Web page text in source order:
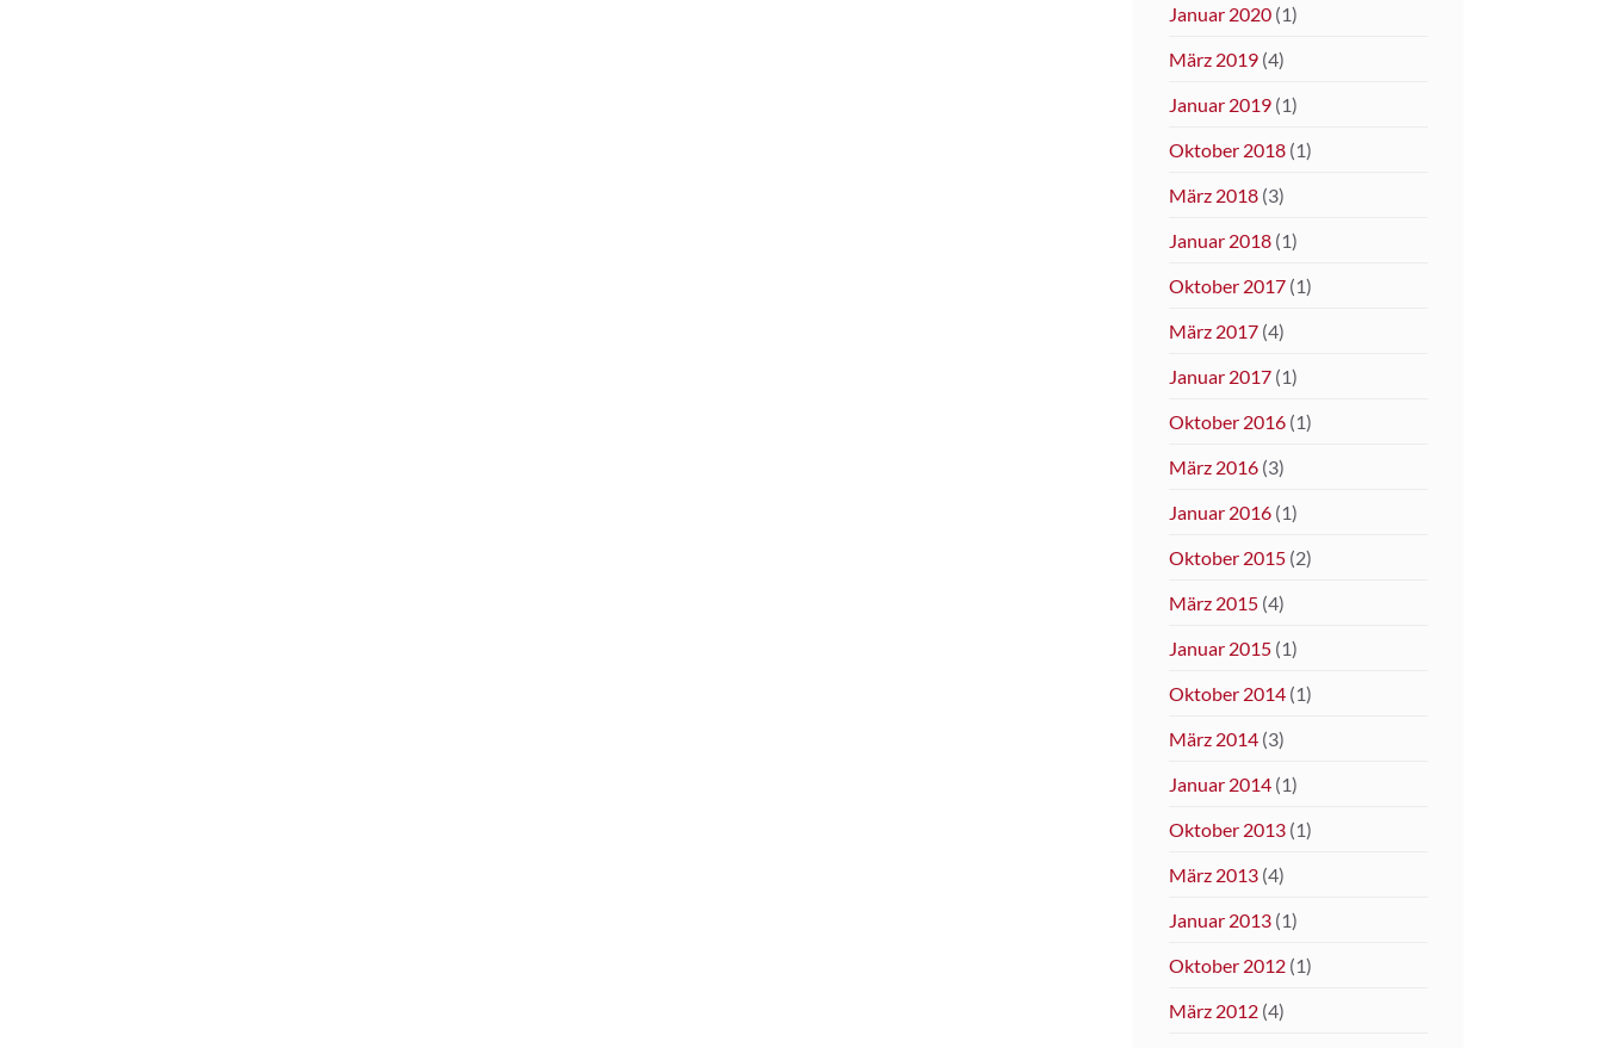
Januar 2020(1)
März 2019(4)
Januar 2019(1)
Oktober 2018(1)
März 2018(3)
Januar 2018(1)
Oktober 2017(1)
März 2017(4)
Januar 2017(1)
Oktober 2016(1)
März 2016(3)
Januar 2016(1)
Oktober 2015(2)
März 2015(4)
Januar 2015(1)
Oktober 2014(1)
März 2014(3)
Januar 2014(1)
Oktober 2013(1)
März 2013(4)
Januar 2013(1)
Oktober 2012(1)
März 2012(4)